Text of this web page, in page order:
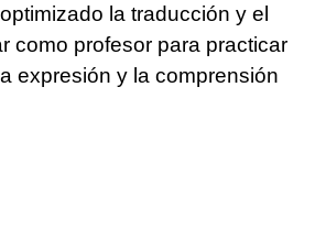
la traducción y el
como profesor para practicar
expresión y la comprensión